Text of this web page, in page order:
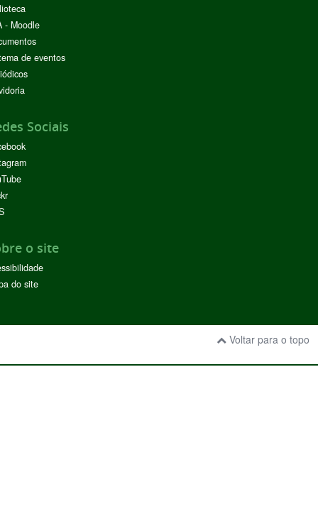
- Moodle
de eventos
Sociais
o site
do site
Voltar para o topo